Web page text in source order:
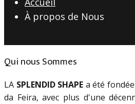
À propos de Nous
Qui nous Sommes
LA SPLENDID SHAPE a été
da Feira, avec plus d'une